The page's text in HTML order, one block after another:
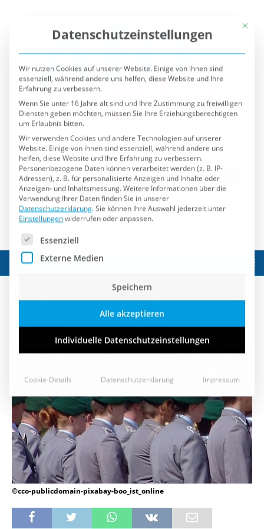
AKK: Achtung, Keine Kompetenz!
17. Juli 2019
©cco-publicdomain-pixabay-boo_ist_online
Datenschutzeinstellungen
essenziell, während andere uns helfen, diese Website und Ihre
Erfahrung zu verbessern.
Wenn Sie unter 16 Jahre alt sind und Ihre Zustimmung zu freiwilligen
Diensten geben möchten, müssen Sie Ihre Erziehungsberechtigten
um Erlaubnis bitten.
Website. Einige von ihnen sind essenziell, während andere uns
helfen, diese Website und Ihre Erfahrung zu verbessern.
Personenbezogene Daten können verarbeitet werden (z. B. IP-
Adressen), z. B. für personalisierte Anzeigen und Inhalte oder
Anzeigen- und Inhaltsmessung.Weitere Informationen über die
Verwendung Ihrer Daten finden Sie in unserer
Datenschutzerklärung. Sie können Ihre Auswahl jederzeit unter
Einstellungenwiderrufen oder anpassen.